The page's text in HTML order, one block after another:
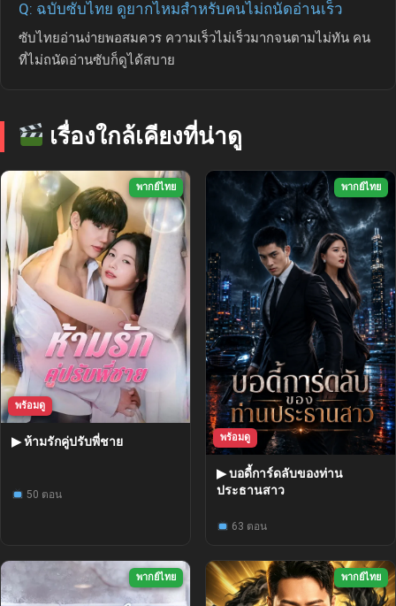
Q: ฉบับซับไทย ดูยากไหมสำหรับคนไม่ถนัดอ่านเร็ว
ซับไทยอ่านง่ายพอสมควร ความเร็วไม่เร็วมากจนตามไม่ทัน คน
ที่ไม่ถนัดอ่านซับก็ดูได้สบาย
เรื่องใกล้เคียงที่น่าดู
พากย์ไทย
พร้อมดู
▶ ห้ามรักคู่ปรับพี่ชาย
50 ตอน
พากย์ไทย
พร้อมดู
▶ บอดี้การ์ดลับของท่าน
ประธานสาว
63 ตอน
พากย์ไทย พากย์ไทย